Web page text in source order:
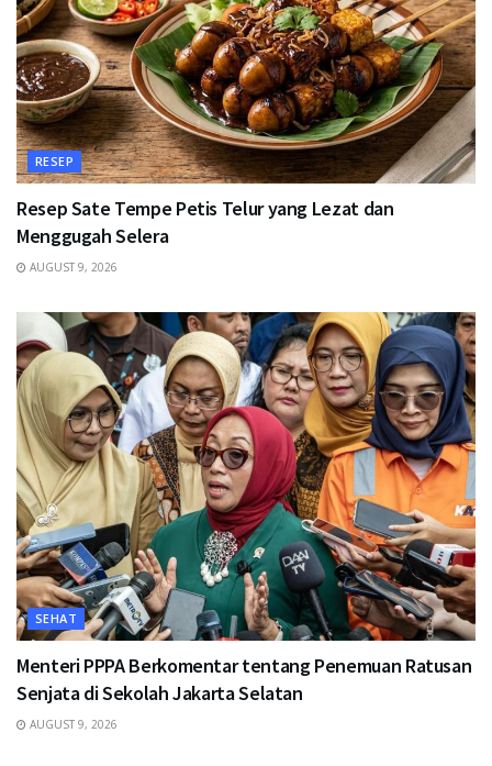
RESEP
Resep Sate Tempe Petis Telur yang Lezat dan
Menggugah Selera
AUGUST 9, 2026
SEHAT
Menteri PPPA Berkomentar tentang Penemuan Ratusan
Senjata di Sekolah Jakarta Selatan
AUGUST 9, 2026